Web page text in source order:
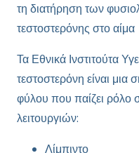
τη διατήρηση των
τεστοστερόνης στο αίμα
Τα Εθνικά Ινστιτούτα
τεστοστερόνη είναι μια
φύλου που παίζει
λειτουργιών:
Λίμπιντο